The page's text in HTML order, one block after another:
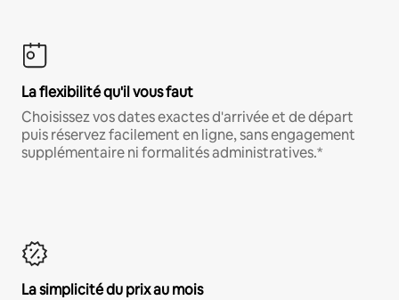
La flexibilité qu'il vous faut
Choisissez vos dates exactes d'arrivée et de départ
puis réservez facilement en ligne, sans engagement
supplémentaire ni formalités administratives.*
La simplicité du prix au mois